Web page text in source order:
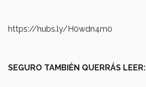
https://hubs.ly/H0wdn4m0
SEGURO TAMBIÉN QUERRÁS LEER: